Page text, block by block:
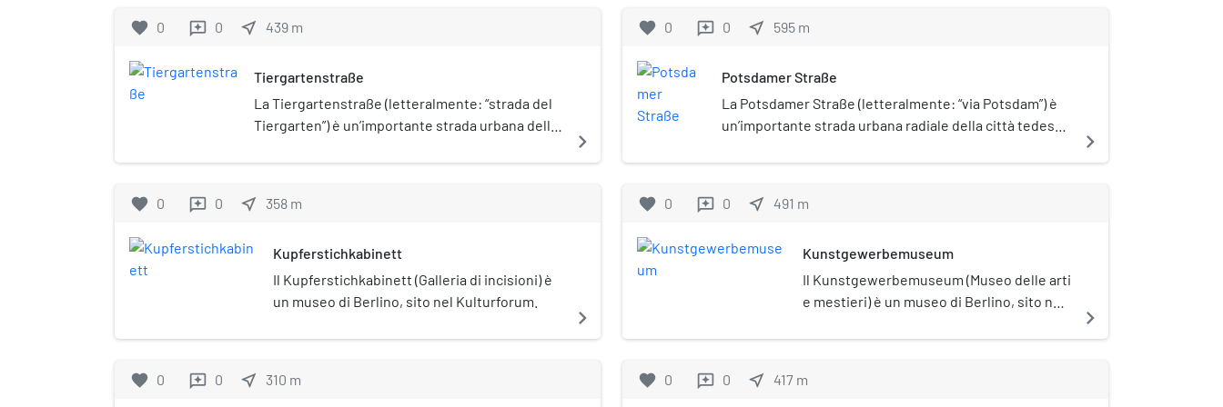
favorite 0 reviews 0 near_me 439 m
Tiergartenstraße
La Tiergartenstraße (letteralmente: “strada del
Tiergarten”) è un’importante strada urbana della
quartiere del Tiergarten, segna il limite
navigate_next
favorite 0 reviews 0 near_me 358 m
Kupferstichkabinett
Il Kupferstichkabinett (Galleria di incisioni) è
un museo di Berlino, sito nel Kulturforum.
navigate_next
favorite 0 reviews 0 near_me 310 m
favorite 0 reviews 0 near_me 595 m
Potsdamer Straße
La Potsdamer Straße (letteralmente: “via Potsdam”) è
un’importante strada urbana radiale della città tedesca
Schöneberg ed è interamente parte della strada
navigate_next
favorite 0 reviews 0 near_me 491 m
Kunstgewerbemuseum
Il Kunstgewerbemuseum (Museo delle arti
e mestieri) è un museo di Berlino, sito nel
navigate_next
favorite 0 reviews 0 near_me 417 m